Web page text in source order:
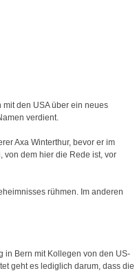
den USA über ein neues
verdient.
Axa Winterthur, bevor er im
von dem hier die Rede ist, vor
rühmen. Im anderen
in Bern mit Kollegen von den US-
geht es lediglich darum, dass die